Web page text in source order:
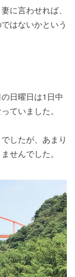
に言わせれば、
はないかという
日曜日は1日中
ていました。
したが、あまり
せんでした。